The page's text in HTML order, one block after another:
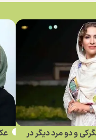
و دو مرد دیگر در